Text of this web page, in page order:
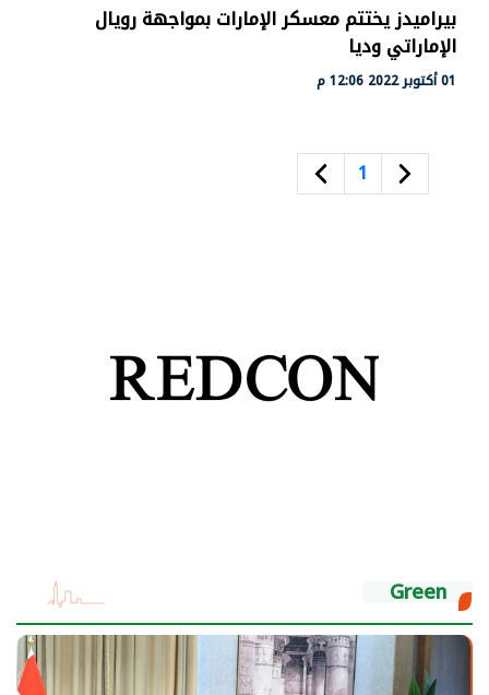
بيراميدز يختتم معسكر الإمارات بمواجهة رويال
الإماراتي وديا
01 أكتوبر 2022 12:06 م
1
Green